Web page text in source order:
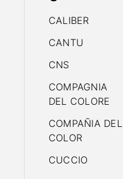
CALIBER
CANTU
CNS
COMPAGNIA
DEL COLORE
COMPAÑIA DEL
COLOR
CUCCIO